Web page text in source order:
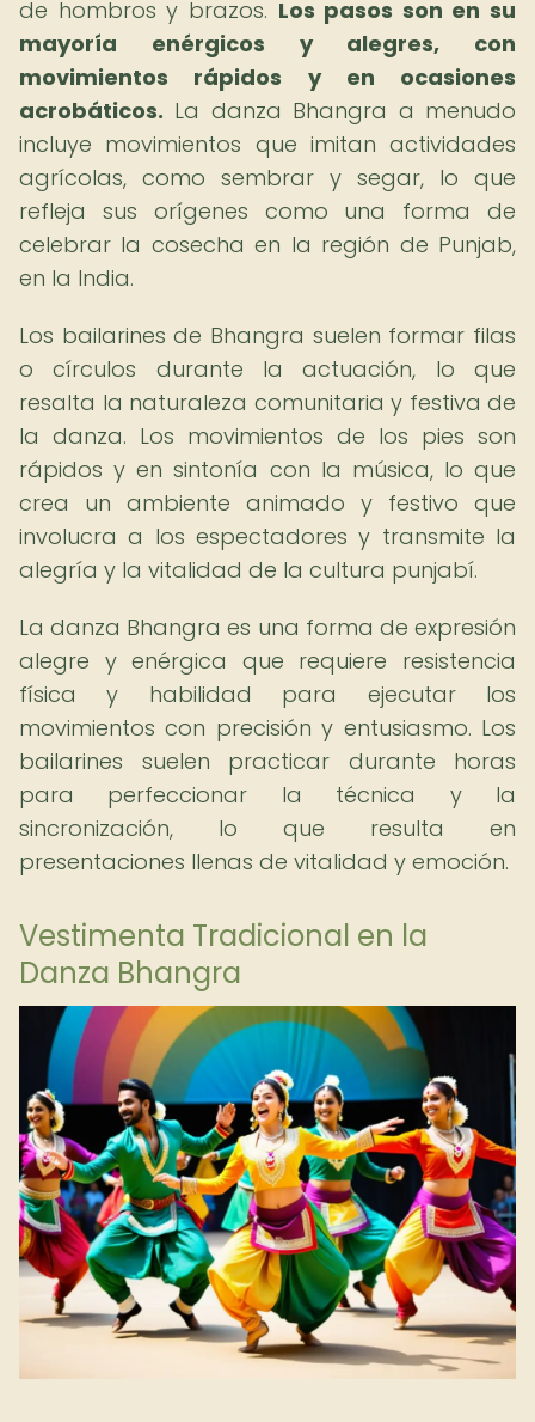
de hombros y brazos. Los pasos son en su
mayoría enérgicos y alegres, con
movimientos rápidos y en ocasiones
acrobáticos. La danza Bhangra a menudo
incluye movimientos que imitan actividades
agrícolas, como sembrar y segar, lo que
refleja sus orígenes como una forma de
celebrar la cosecha en la región de Punjab,
en la India.
Los bailarines de Bhangra suelen formar filas
o círculos durante la actuación, lo que
resalta la naturaleza comunitaria y festiva de
la danza. Los movimientos de los pies son
rápidos y en sintonía con la música, lo que
crea un ambiente animado y festivo que
involucra a los espectadores y transmite la
alegría y la vitalidad de la cultura punjabí.
La danza Bhangra es una forma de expresión
alegre y enérgica que requiere resistencia
física y habilidad para ejecutar los
movimientos con precisión y entusiasmo. Los
bailarines suelen practicar durante horas
para perfeccionar la técnica y la
sincronización, lo que resulta en
presentaciones llenas de vitalidad y emoción.
Vestimenta Tradicional en la
Danza Bhangra